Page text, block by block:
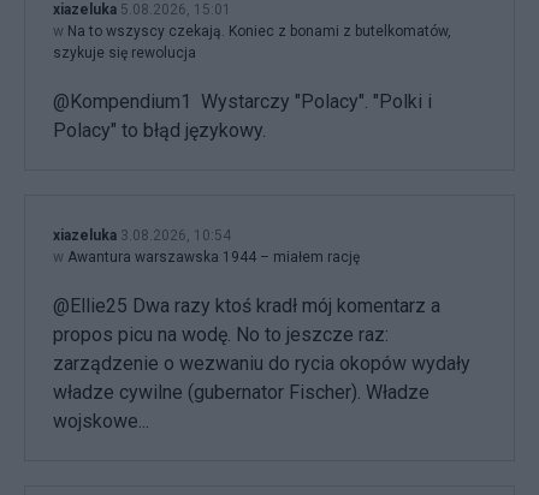
xiazeluka 5.08.2026, 15:01
w Na to wszyscy czekają. Koniec z bonami z butelkomatów,
szykuje się rewolucja
@Kompendium1 Wystarczy "Polacy". "Polki i
Polacy" to błąd językowy.
xiazeluka 3.08.2026, 10:54
w Awantura warszawska 1944 – miałem rację
@Ellie25 Dwa razy ktoś kradł mój komentarz a
propos picu na wodę. No to jeszcze raz:
zarządzenie o wezwaniu do rycia okopów wydały
władze cywilne (gubernator Fischer). Władze
wojskowe...